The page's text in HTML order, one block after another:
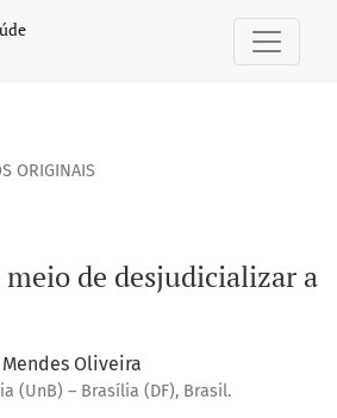
ORIGINAIS
de desjudicializar a
Oliveira
(UnB) – Brasília (DF), Brasil.